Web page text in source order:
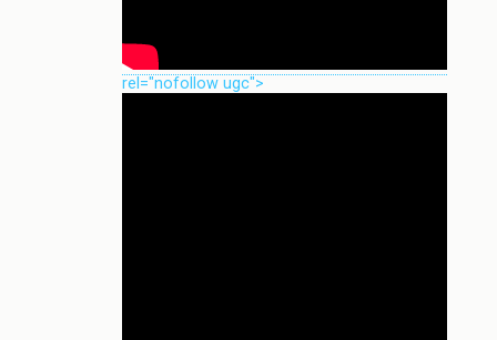
rel="nofollow ugc">